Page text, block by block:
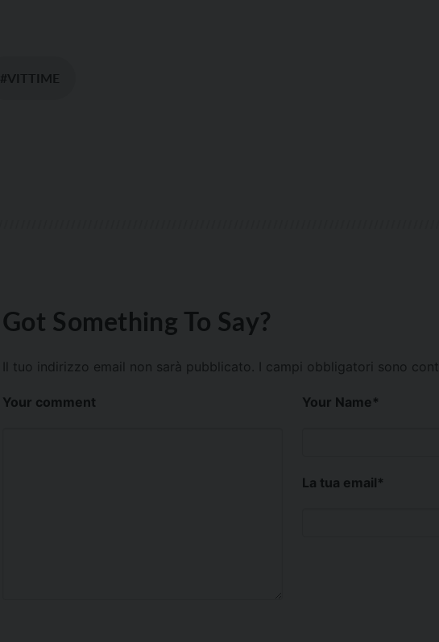
#VITTIME
Got Something To Say?
Il tuo indirizzo email non sarà pubblicato. I campi obbligatori sono
Your comment Your Name*
La tua email*